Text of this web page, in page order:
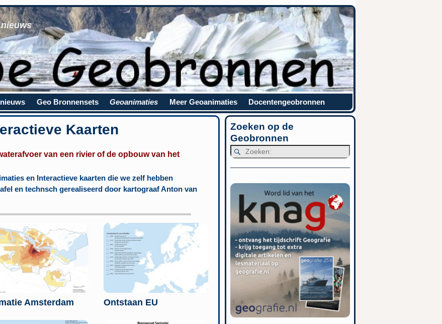
Geo Bronnensets Geoanimaties Meer Geoanimaties Docentengeobronnen
Kaarten
van een rivier of de opbouw van het
en Interactieve kaarten die we zelf hebben
en technsch gerealiseerd door kartograaf Anton van
Amsterdam Ontstaan EU
Zoeken op de
Geobronnen